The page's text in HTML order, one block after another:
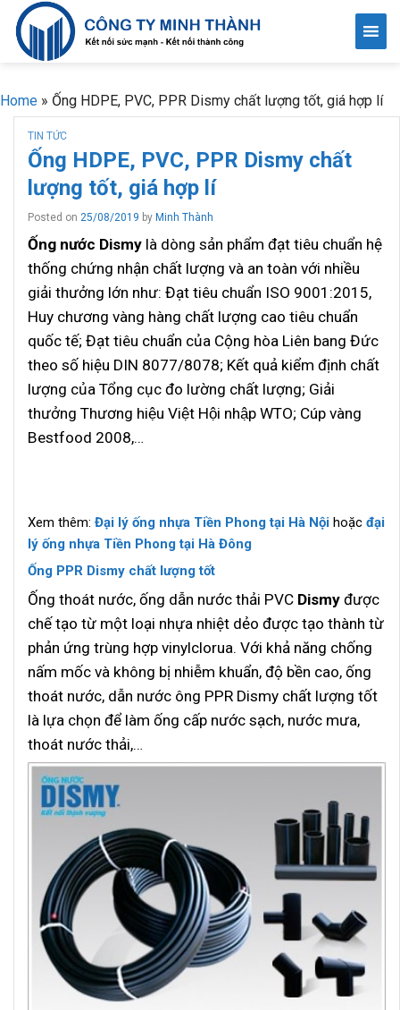
Skip
content
Home » Ống HDPE, PVC, PPR Dismy chất lượng tốt, giá hợp lí
TIN TỨC
Ống HDPE, PVC, PPR Dismy chất
lượng tốt, giá hợp lí
Posted on 25/08/2019 by Minh Thành
Ống nước Dismy là dòng sản phẩm đạt tiêu chuẩn hệ
thống chứng nhận chất lượng và an toàn với nhiều
giải thưởng lớn như: Đạt tiêu chuẩn ISO 9001:2015,
Huy chương vàng hàng chất lượng cao tiêu chuẩn
quốc tế; Đạt tiêu chuẩn của Cộng hòa Liên bang Đức
theo số hiệu DIN 8077/8078; Kết quả kiểm định chất
lượng của Tổng cục đo lường chất lượng; Giải
thưởng Thương hiệu Việt Hội nhập WTO; Cúp vàng
Bestfood 2008,…
Xem thêm: Đại lý ống nhựa Tiền Phong tại Hà Nội hoặc đại
lý ống nhựa Tiền Phong tại Hà Đông
Ống PPR Dismy chất lượng tốt
Ống thoát nước, ống dẫn nước thải PVC Dismy được
chế tạo từ một loại nhựa nhiệt dẻo được tạo thành từ
phản ứng trùng hợp vinylclorua. Với khả năng chống
nấm mốc và không bị nhiễm khuẩn, độ bền cao, ống
thoát nước, dẫn nước ông PPR Dismy chất lượng tốt
là lựa chọn để làm ống cấp nước sạch, nước mưa,
thoát nước thải,…